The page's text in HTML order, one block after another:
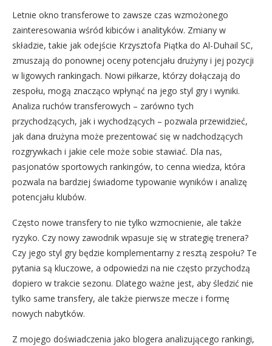
Letnie okno transferowe to zawsze czas wzmożonego
zainteresowania wśród kibiców i analityków. Zmiany w
składzie, takie jak odejście Krzysztofa Piątka do Al-Duhail SC,
zmuszają do ponownej oceny potencjału drużyny i jej pozycji
w ligowych rankingach. Nowi piłkarze, którzy dołączają do
zespołu, mogą znacząco wpłynąć na jego styl gry i wyniki.
Analiza ruchów transferowych – zarówno tych
przychodzących, jak i wychodzących – pozwala przewidzieć,
jak dana drużyna może prezentować się w nadchodzących
rozgrywkach i jakie cele może sobie stawiać. Dla nas,
pasjonatów sportowych rankingów, to cenna wiedza, która
pozwala na bardziej świadome typowanie wyników i analizę
potencjału klubów.
Często nowe transfery to nie tylko wzmocnienie, ale także
ryzyko. Czy nowy zawodnik wpasuje się w strategię trenera?
Czy jego styl gry będzie komplementarny z resztą zespołu? Te
pytania są kluczowe, a odpowiedzi na nie często przychodzą
dopiero w trakcie sezonu. Dlatego ważne jest, aby śledzić nie
tylko same transfery, ale także pierwsze mecze i formę
nowych nabytków.
Z mojego doświadczenia jako blogera analizującego rankingi,